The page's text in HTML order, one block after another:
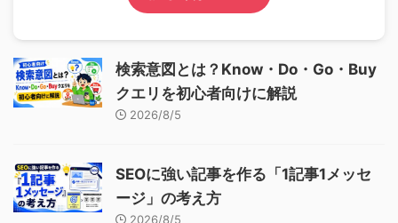
検索意図とは？Know・Do・Go・Buy
クエリを初心者向けに解説
2026/8/5
SEOに強い記事を作る「1記事1メッセ
ージ」の考え方
2026/8/5